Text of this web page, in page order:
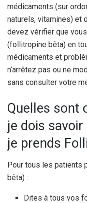
médicaments (sur
naturels, vitamines) et
devez vérifier que
(follitropine bêta) en
médicaments et
n’arrêtez pas ou ne
sans consulter votre
Quelles sont
je dois
je prends
Pour tous les patients
bêta) :
Dites à tous vos